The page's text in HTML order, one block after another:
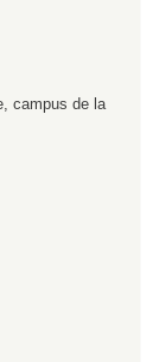
campus de la